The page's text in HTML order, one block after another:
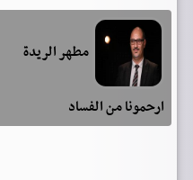
مطهر الريدة
ارحمونا من الفساد